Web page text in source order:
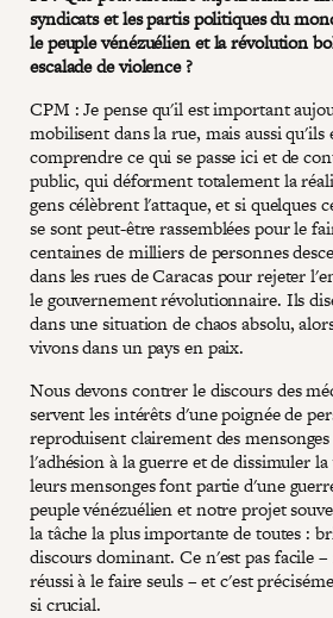
syndicats et les partis politiques du
le peuple vénézuélien et la révolution
escalade de violence ?
CPM : Je pense qu'il est important
mobilisent dans la rue, mais aussi qu'ils
comprendre ce qui se passe ici et de
public, qui déforment totalement la
gens célèbrent l'attaque, et si quelques
se sont peut-être rassemblées pour le
centaines de milliers de personnes
dans les rues de Caracas pour rejeter
le gouvernement révolutionnaire. Ils
dans une situation de chaos absolu,
vivons dans un pays en paix.
Nous devons contrer le discours des
servent les intérêts d'une poignée de
reproduisent clairement des
l'adhésion à la guerre et de dissimuler
leurs mensonges font partie d'une
peuple vénézuélien et notre projet
la tâche la plus importante de toutes :
discours dominant. Ce n'est pas facile –
réussi à le faire seuls – et c'est
si crucial.